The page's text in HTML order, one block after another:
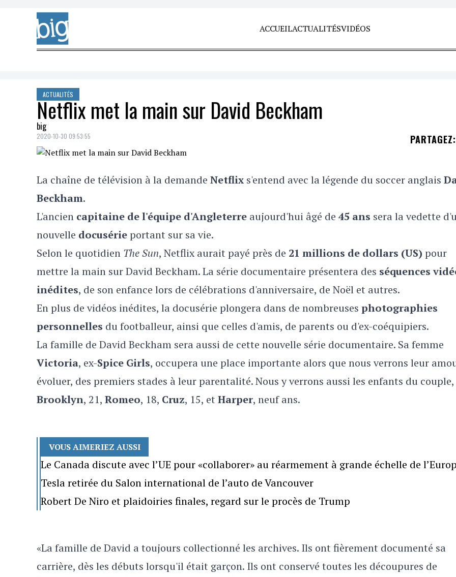
Skip to content
ACCUEILACTUALITÉSVIDÉOS
ACTUALITÉS
Netflix met la main sur David Beckham
big
2020-10-30 09:53:55 PARTAGEZ:
La chaîne de télévision à la demande Netflix s'entend avec la légende du soccer anglais
Beckham.
L'ancien capitaine de l'équipe d'Angleterre aujourd'hui âgé de 45 ans sera la vedette
nouvelle docusérieportant sur sa vie.
Selon le quotidien The Sun, Netflix aurait payé près de 21 millions de dollars (US) pour
mettre la main sur David Beckham. La série documentaire présentera des séquences
inédites, de son enfance lors de célébrations d'anniversaire, de Noël et autres.
En plus de vidéos inédites, la docusérie plongera dans de nombreuses photographies
personnelles du footballeur, ainsi que celles d'amis, de parents ou d'ex-coéquipiers.
La famille de David Beckham sera aussi de cette nouvelle série documentaire. Sa femme
Victoria, ex-Spice Girls, occupera une place importante alors que nous verrons leur
évoluer, des premiers stades à leur parentalité. Nous y verrons aussi les enfants du couple,
Brooklyn, 21, Romeo, 18, Cruz, 15, et Harper, neuf ans.
VOUS AIMERIEZ AUSSI
Le Canada discute avec l’UE pour «collaborer» au réarmement à grande échelle de
Tesla retirée du Salon international de l’auto de Vancouver
Robert De Niro et plaidoiries finales, regard sur le procès de Trump
«La famille de David a toujours collectionné les archives. Ils ont fièrement documenté sa
carrière, dès les débuts lorsqu'il était garçon. Ils ont conservé toutes les découpures de